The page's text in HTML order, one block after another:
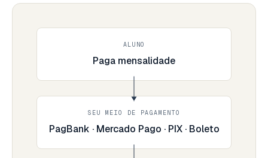
ALUNO
Paga mensalidade
SEU MEIO DE PAGAMENTO
PagBank · Mercado Pago · PIX · Boleto